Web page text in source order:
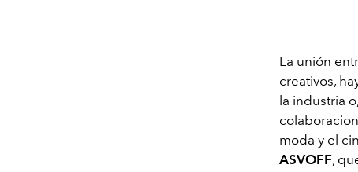
La unión
creativos,
la industria o,
moda y el
ASVOFF,